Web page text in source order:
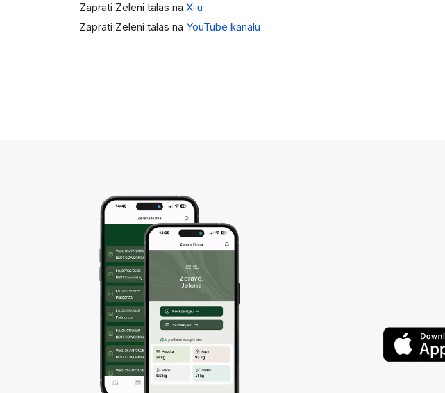
Zaprati Zeleni talas na X-u
Zaprati Zeleni talas na YouTube kanalu